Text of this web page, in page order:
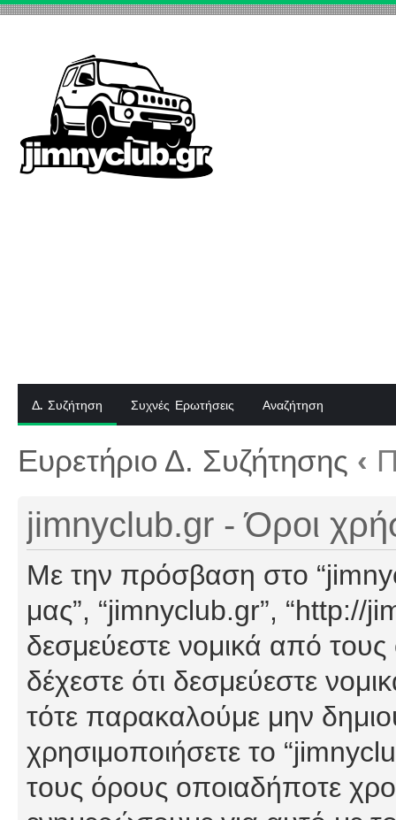
Δ. Συζήτηση Συχνές Ερωτήσεις Αναζήτηση
Ευρετήριο Δ. Συζήτησης ‹
jimnyclub.gr - Όροι
Με την πρόσβαση στο
μας”, “jimnyclub.gr”, “http://
δεσμεύεστε νομικά από
δέχεστε ότι δεσμεύεστε
τότε παρακαλούμε μην
χρησιμοποιήσετε το
τους όρους οποιαδήποτε